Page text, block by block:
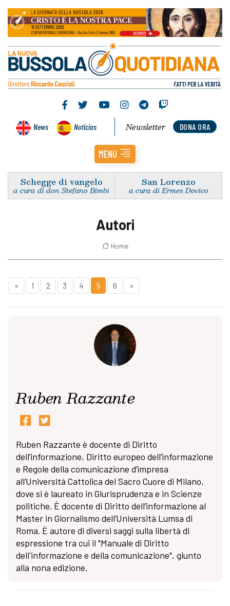
News Noticias DONA ORA
Newsletter
MENU
Schegge di vangelo
a cura di don Stefano Bimbi
San Lorenzo
a cura di Ermes Dovico
Autori
Home
« 1 2 3 4 5 6 »
Ruben Razzante
Ruben Razzante è docente di Diritto
dell’informazione, Diritto europeo dell’informazione
e Regole della comunicazione d’impresa
all’Università Cattolica del Sacro Cuore di Milano,
dove si è laureato in Giurisprudenza e in Scienze
politiche. È docente di Diritto dell’informazione al
Master in Giornalismo dell’Università Lumsa di
Roma. È autore di diversi saggi sulla libertà di
espressione tra cui il "Manuale di Diritto
dell'informazione e della comunicazione", giunto
alla nona edizione.